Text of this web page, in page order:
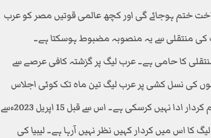
ختم ہوجائے گی اور کچھ عالمی قوتیں مصر کو عرب
کی منتقلی سے یہ منصوبہ مضبوط ہوسکتا ہے۔
کا حامی ہے۔ عرب لیگ پر گزشتہ کافی عرصے سے
کی نسل کشی پر عرب لیگ تین ماہ تک کوئی اجلاس
تک بلانے میں ناکام رہی ہے۔ غزہ جنگ پر آج تک عرب لیگ کوئی اہم کردار ادا نہیں کرسکی ہے۔ اس سے قبل 15 اپریل 2023ءسے
اس میں کردار کہیں نظر نہیں آرہا ہے۔ لیبیا کی